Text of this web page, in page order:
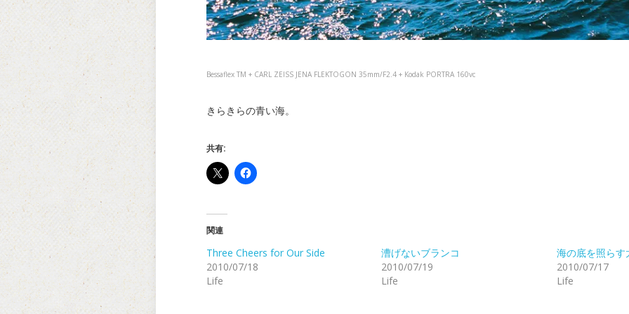
Bessaflex TM + CARL ZEISS JENA FLEKTOGON 35mm/F2.4 + Kodak PORTRA 160vc
きらきらの青い海。
共有:
関連
Three Cheers for Our Side
2010/07/18
Life
漕げないブランコ
2010/07/19
Life
海の底を照らす
2010/07/17
Life